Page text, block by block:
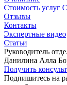
Стоимость услуг
Отзывы
Контакты
Экспертные видео
Статьи
Руководитель
Данилина Алла
Получить
Подпишитесь на